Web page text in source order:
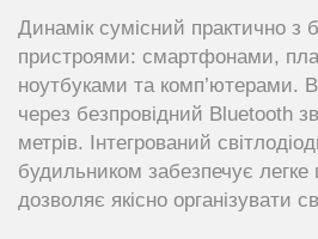
Динамік сумісний практично з
пристроями: смартфонами,
ноутбуками та комп’ютерами.
через безпровідний Bluetooth
метрів. Інтегрований
будильником забезпечує
дозволяє якісно організувати